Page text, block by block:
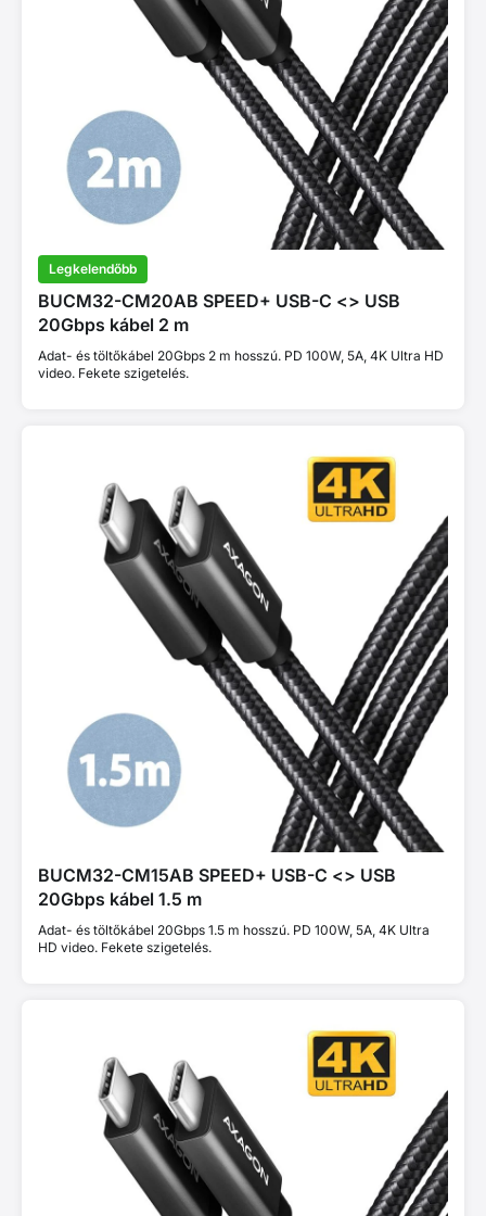
Legkelendőbb
BUCM32-CM20AB SPEED+ USB-C <> USB
20Gbps kábel 2 m
Adat- és töltőkábel 20Gbps 2 m hosszú. PD 100W, 5A, 4K Ultra HD
video. Fekete szigetelés.
BUCM32-CM15AB SPEED+ USB-C <> USB
20Gbps kábel 1.5 m
Adat- és töltőkábel 20Gbps 1.5 m hosszú. PD 100W, 5A, 4K Ultra
HD video. Fekete szigetelés.